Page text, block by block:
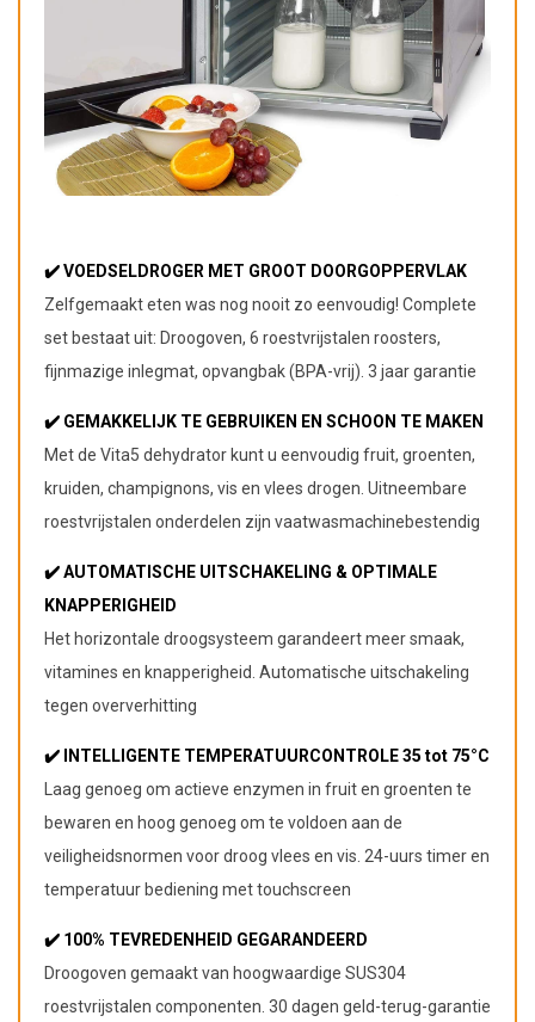
✔️ VOEDSELDROGER MET GROOT DOORGOPPERVLAK
Zelfgemaakt eten was nog nooit zo eenvoudig! Complete
set bestaat uit: Droogoven, 6 roestvrijstalen roosters,
fijnmazige inlegmat, opvangbak (BPA-vrij). 3 jaar garantie
✔️ GEMAKKELIJK TE GEBRUIKEN EN SCHOON TE MAKEN
Met de Vita5 dehydrator kunt u eenvoudig fruit, groenten,
kruiden, champignons, vis en vlees drogen. Uitneembare
roestvrijstalen onderdelen zijn vaatwasmachinebestendig
✔️ AUTOMATISCHE UITSCHAKELING & OPTIMALE
KNAPPERIGHEID
Het horizontale droogsysteem garandeert meer smaak,
vitamines en knapperigheid. Automatische uitschakeling
tegen oververhitting
✔️ INTELLIGENTE TEMPERATUURCONTROLE 35 tot 75°C
Laag genoeg om actieve enzymen in fruit en groenten te
bewaren en hoog genoeg om te voldoen aan de
veiligheidsnormen voor droog vlees en vis. 24-uurs timer en
temperatuur bediening met touchscreen
✔️ 100% TEVREDENHEID GEGARANDEERD
Droogoven gemaakt van hoogwaardige SUS304
roestvrijstalen componenten. 30 dagen geld-terug-garantie